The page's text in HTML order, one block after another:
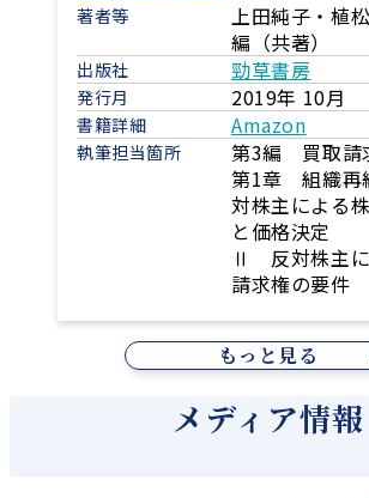
著者等
上田純子・植
編（共著）
出版社 勁草書房
発行月 2019年 10月
書籍詳細 Amazon
執筆担当箇所
第3編 買取請
第1章 組織再
対株主による
と価格決定
Ⅱ 反対株主に
請求権の要件
もっと見る
メディア情報